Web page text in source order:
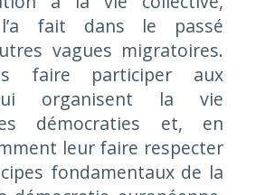
fait dans le passé
vagues migratoires.
faire participer aux
organisent la vie
démocraties et, en
leur faire respecter
fondamentaux de la